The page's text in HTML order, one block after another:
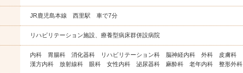
JR鹿児島本線 西里駅 車で7分
リハビリテーション施設、療養型病床群併設病院
内科 胃腸科 消化器科 リハビリテーション科 脳神経内科 外科 皮膚科
漢方内科 放射線科 眼科 女性内科 泌尿器科 麻酔科 老年内科 整形外科